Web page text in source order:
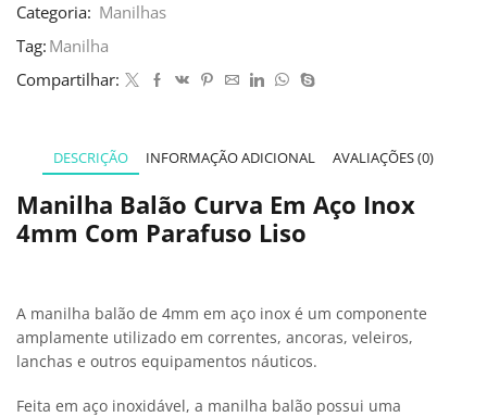
Categoria: Manilhas
Tag: Manilha
Compartilhar:
DESCRIÇÃO INFORMAÇÃO ADICIONAL AVALIAÇÕES (0)
Manilha Balão Curva Em Aço Inox
4mm Com Parafuso Liso
A manilha balão de 4mm em aço inox é um componente
amplamente utilizado em correntes, ancoras, veleiros,
lanchas e outros equipamentos náuticos.
Feita em aço inoxidável, a manilha balão possui uma